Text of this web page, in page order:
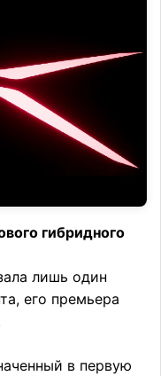
гибридного
лишь один
его премьера
в первую